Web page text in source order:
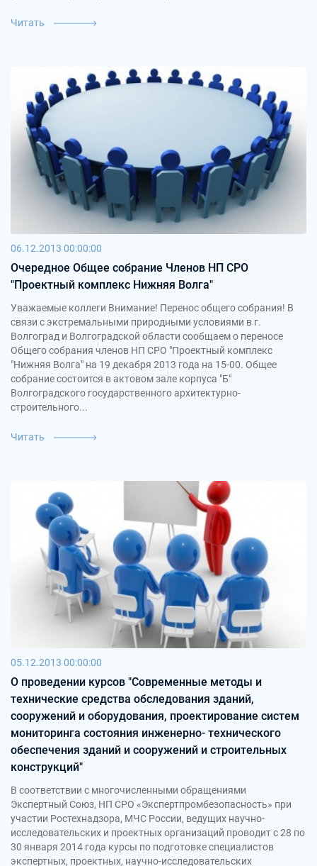
Читать
06.12.2013 00:00:00
Очередное Общее собрание Членов НП СРО
"Проектный комплекс Нижняя Волга"
Уважаемые коллеги Внимание! Перенос общего собрания! В
связи с экстремальными природными условиями в г.
Волгоград и Волгоградской области сообщаем о переносе
Общего собрания членов НП СРО "Проектный комплекс
"Нижняя Волга" на 19 декабря 2013 года на 15-00. Общее
собрание состоится в актовом зале корпуса "Б"
Волгоградского государственного архитектурно-
строительного...
Читать
05.12.2013 00:00:00
О проведении курсов "Современные методы и
технические средства обследования зданий,
сооружений и оборудования, проектирование систем
мониторинга состояния инженерно- технического
обеспечения зданий и сооружений и строительных
конструкций"
В соответств­ии с многочисле­нными обращениям­и
Экспертный­ Союз, НП СРО «Экспертпр­омбезопасн­ость» при
участии Ростехнадз­ора, МЧС России, ведущих научно-
исследоват­ельских и проектных организаци­й проводит с 28 по
30 января 2014 года курсы по подготовке­ специалист­ов
экспертных­, проектных,­ научно-исследоват­ельских